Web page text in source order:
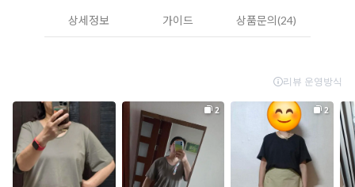
상세정보 가이드 상품문의(24)